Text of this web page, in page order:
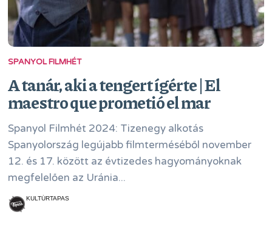
SPANYOL FILMHÉT
A tanár, aki a tengert ígérte | El
maestro que prometió el mar
Spanyol Filmhét 2024: Tizenegy alkotás
Spanyolország legújabb filmterméséből november
12. és 17. között az évtizedes hagyományoknak
megfelelően az Uránia...
KULTÚRTAPAS